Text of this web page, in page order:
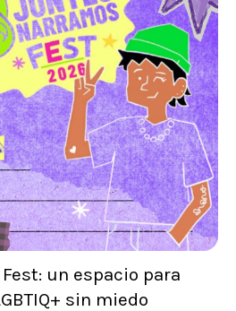
un espacio para
sin miedo